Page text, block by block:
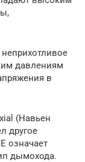
давлениям
в
(Навьен
другое
означает
дымохода.